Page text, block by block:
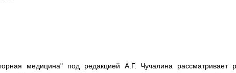
медицина" под редакцией А.Г. Чучалина рассматривает